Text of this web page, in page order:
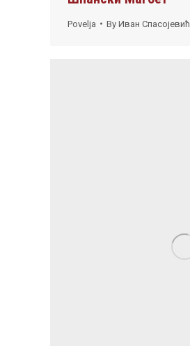
Povelja By Иван Спасојевић